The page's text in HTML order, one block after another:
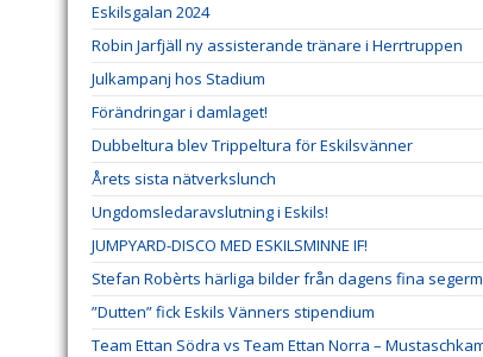
Eskilsgalan 2024
Robin Jarfjäll ny assisterande tränare i Herrtruppen
Julkampanj hos Stadium
Förändringar i damlaget!
Dubbeltura blev Trippeltura för Eskilsvänner
Årets sista nätverkslunch
Ungdomsledaravslutning i Eskils!
JUMPYARD-DISCO MED ESKILSMINNE IF!
Stefan Robèrts härliga bilder från dagens fina
”Dutten” fick Eskils Vänners stipendium
Team Ettan Södra vs Team Ettan Norra –